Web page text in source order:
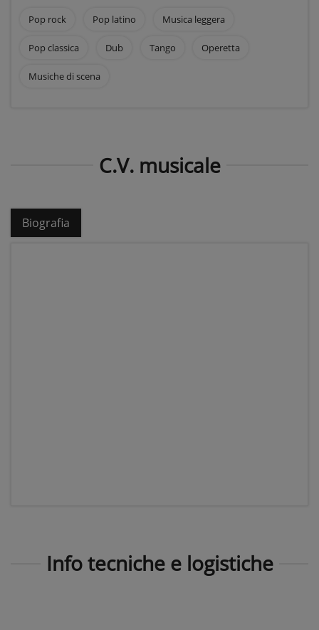
Pop rock Pop latino Musica leggera
Pop classica Dub Tango Operetta
Musiche di scena
C.V. musicale
Biografia
Info tecniche e logistiche